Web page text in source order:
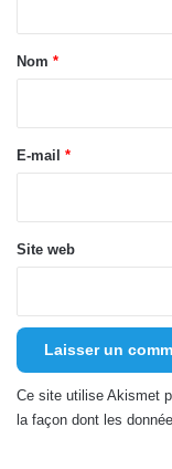
a
e
Nom *
E-mail *
Site web
Ce site utilise Akismet
la façon dont les